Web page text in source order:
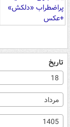
تاریخ
18
مرداد
1405